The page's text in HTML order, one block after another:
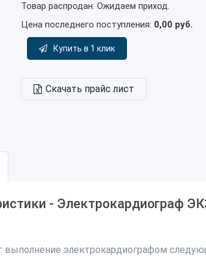
Товар распродан. Ожидаем приход.
Цена последнего поступления: 0,00 руб.
Купить в 1 клик
Скачать прайс лист
- Электрокардиограф
выполнение электрокардиографом